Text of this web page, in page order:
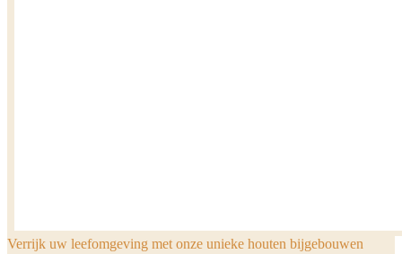
Verrijk uw leefomgeving met onze unieke houten bijgebouwen